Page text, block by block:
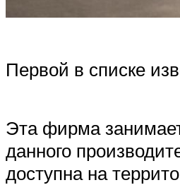
Первой в списке
Эта фирма
данного
доступна на